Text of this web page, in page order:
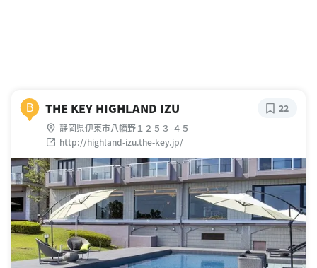
B THE KEY HIGHLAND IZU
静岡県伊東市八幡野１２５３-４５
http://highland-izu.the-key.jp/
22